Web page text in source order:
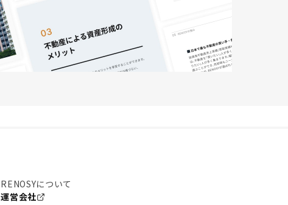
RENOSYについて
運営会社